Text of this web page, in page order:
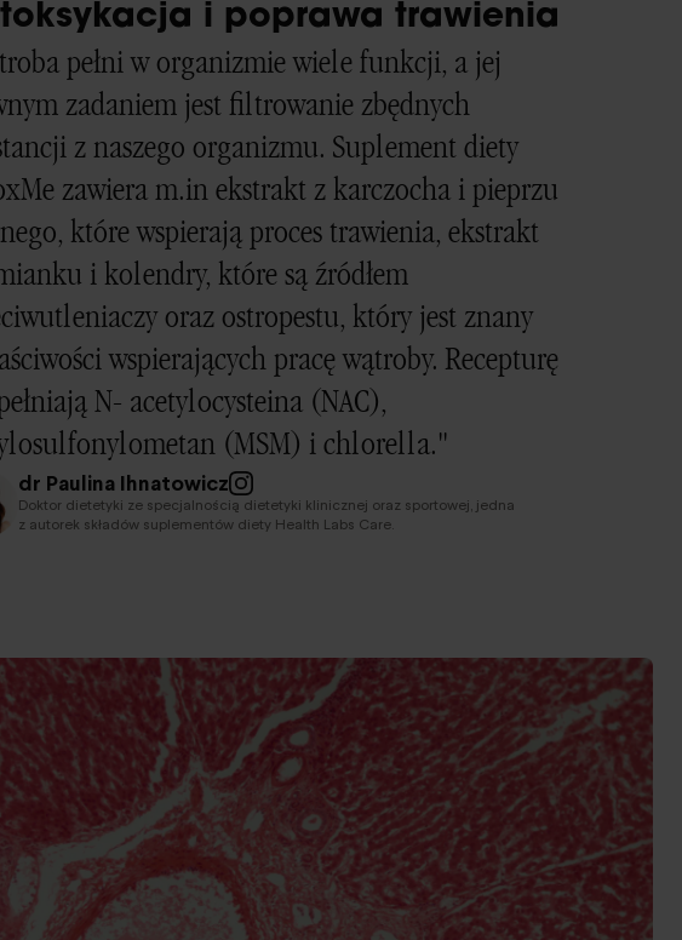
i poprawa trawienia
pełni w organizmie wiele funkcji, a jej
zadaniem jest filtrowanie zbędnych
z naszego organizmu. Suplement diety
zawiera m.in ekstrakt z karczocha i pieprzu
które wspierają proces trawienia, ekstrakt
i kolendry, które są źródłem
oraz ostropestu, który jest znany
wspierających pracę wątroby. Recepturę
N- acetylocysteina (NAC),
(MSM) i chlorella."
dr Paulina Ihnatowicz
Doktor dietetyki ze specjalnością dietetyki klinicznej oraz sportowej, jedna
z autorek składów suplementów diety Health Labs Care.